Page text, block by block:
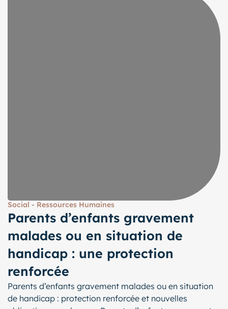
Social - Ressources Humaines
Parents d’enfants gravement
malades ou en situation de
handicap : une protection
renforcée
Parents d’enfants gravement malades ou en situation
de handicap : protection renforcée et nouvelles